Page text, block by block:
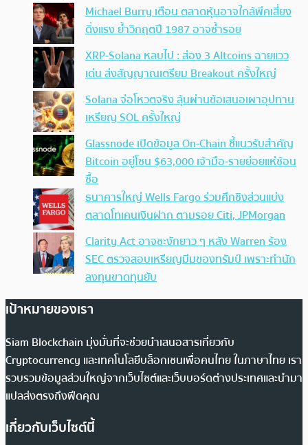
Michael Burry เตือน ตลาดหุ้นอาจใกล้พีคเสี่ยง
ดิ่งแรง ย้ำวิกฤตปี 1987 อาจซ้ำรอย
XRP-Solana หลบไป : ส่อง 3 Altcoins ฉายแวว
เด่น ส่งสัญญาณเตรียม Breakout ครั้งใหญ่
Solana จ่อโหวตจริง ลุ้นผ่านข้อเสนอเผาอุปทาน
เหรียญ SOL ครั้งใหญ่
Glassnode เปิดข้อมูล On-Chain ชี้แนวรับสำคัญ
Bitcoin อยู่โซน $63,000 เจ้ามือ-รายย่อยแห่ช้อน
ซื้อ
ธนาคารใหญ่ Wells Fargo ร่วมศึกชิงส่วนแบ่ง
ตลาดโทเคนเงินฝาก ตามรอย Citi, JPMorgan
Clarity Act อาจชะงักยาว ๆ หลัง Warren ร้อง
SEC ตรวจสอบเหรียญมีมของทรัมป์ เพราะทำนัก
ลงทุนขาดทุนยับ
เป้าหมายของเรา
Siam Blockchain มุ่งมั่นที่จะช่วยนำเสนอสารเกี่ยวกับ
Cryptocurrency และเทคโนโลยีบล็อกเชนเพื่อคนไทย ในภาษาไทย เรา
รวบรวมข้อมูลส่วนใหญ่จากเว็บไซต์และเว็บบอร์ดต่างประเทศและนำมา
แปลส่งตรงถึงฟีดคุณ
เกี่ยวกับเว็บไซต์นี้